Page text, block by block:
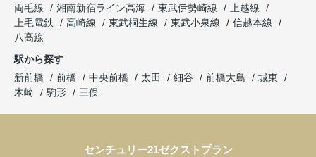
両毛線
湘南新宿ライン高海 東武伊勢崎線
上越線
上毛電鉄
高崎線 東武桐生線 東武小泉線
信越本線
八高線
駅から探す
新前橋
前橋 中央前橋 太田 細谷 前橋大島
城東
木崎
駒形 三俣
センチュリー21ゼクストプラン